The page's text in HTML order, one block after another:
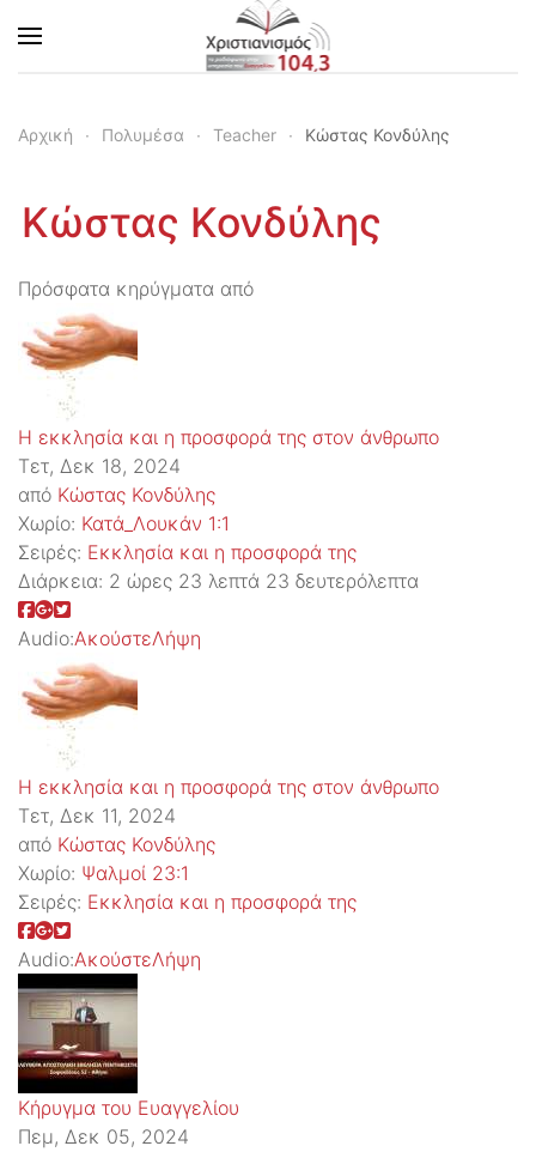
Skip to main content
Αρχική Πολυμέσα Teacher Κώστας Κονδύλης
Κώστας Κονδύλης
Πρόσφατα κηρύγματα από
Η εκκλησία και η προσφορά της στον άνθρωπο
Τετ, Δεκ 18, 2024
από Κώστας Κονδύλης
Χωρίο: Κατά_Λουκάν 1:1
Σειρές: Εκκλησία και η προσφορά της
Διάρκεια: 2 ώρες 23 λεπτά 23 δευτερόλεπτα
Audio:ΑκούστεΛήψη
Η εκκλησία και η προσφορά της στον άνθρωπο
Τετ, Δεκ 11, 2024
από Κώστας Κονδύλης
Χωρίο: Ψαλμοί 23:1
Σειρές: Εκκλησία και η προσφορά της
Audio:ΑκούστεΛήψη
Κήρυγμα του Ευαγγελίου
Πεμ, Δεκ 05, 2024